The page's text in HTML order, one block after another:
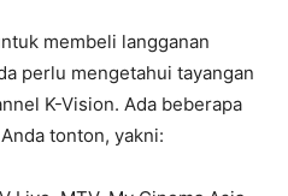
membeli langganan
perlu mengetahui tayangan
K-Vision. Ada beberapa
tonton, yakni: